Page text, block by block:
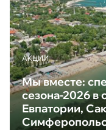
АКЦИИ
Мы вместе:
сезона-2026 в
Евпатории,